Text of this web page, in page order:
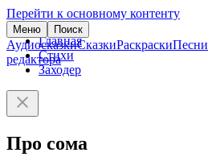
Перейти к основному контенту
Меню Поиск
АудиосказкиСказкиРаскраскиПесни
редактора
Главная
Стихи
Заходер
Про сома